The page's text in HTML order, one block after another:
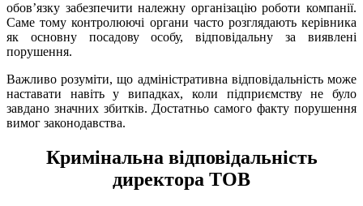
обов’язку забезпечити належну організацію роботи компанії.
Саме тому контролюючі органи часто розглядають керівника
як основну посадову особу, відповідальну за виявлені
порушення.
Важливо розуміти, що адміністративна відповідальність може
наставати навіть у випадках, коли підприємству не було
завдано значних збитків. Достатньо самого факту порушення
вимог законодавства.
Кримінальна відповідальність
директора ТОВ